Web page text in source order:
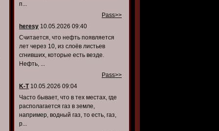
п...
Pass>>
heresy 10.05.2026 09:40
Считается, что нефть появляется
лет через 10, из слоёв листьев
сгнивших, которые есть везде.
Нефть, ...
Pass>>
K-T10.05.2026 09:04
Часто бывает, что в тех местах, где
располагается газ в земле,
например, водный газ, то есть, газ,
р...